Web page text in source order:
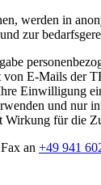
werden in
zur
von E-Mails
Einwilligung
und
Wirkung für die
an +49 941